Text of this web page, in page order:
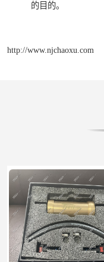
的目的。
http://www.njchaoxu.com